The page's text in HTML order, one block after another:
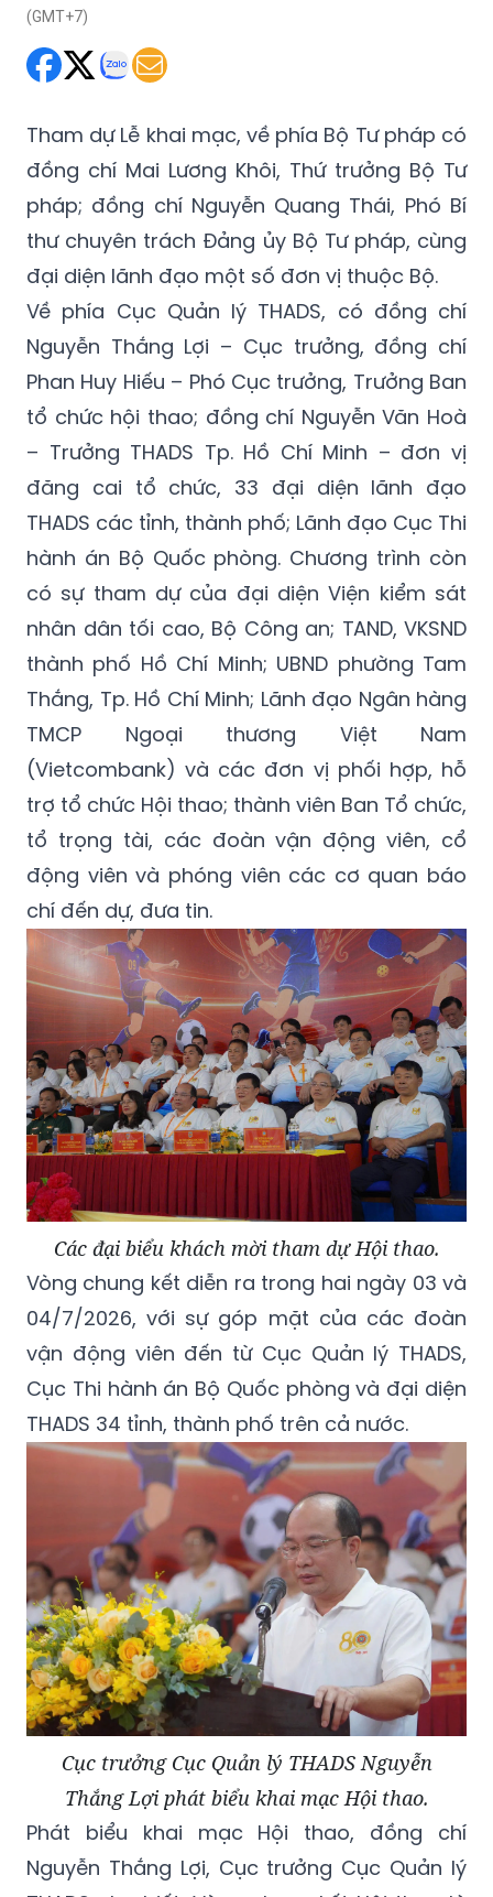
(GMT+7)
Tham dự Lễ khai mạc, về phía Bộ Tư pháp có
đồng chí Mai Lương Khôi, Thứ trưởng Bộ Tư
pháp; đồng chí Nguyễn Quang Thái, Phó Bí
thư chuyên trách Đảng ủy Bộ Tư pháp, cùng
đại diện lãnh đạo một số đơn vị thuộc Bộ.
Về phía Cục Quản lý THADS, có đồng chí
Nguyễn Thắng Lợi – Cục trưởng, đồng chí
Phan Huy Hiếu – Phó Cục trưởng, Trưởng Ban
tổ chức hội thao; đồng chí Nguyễn Văn Hoà
– Trưởng THADS Tp. Hồ Chí Minh – đơn vị
đăng cai tổ chức, 33 đại diện lãnh đạo
THADS các tỉnh, thành phố; Lãnh đạo Cục Thi
hành án Bộ Quốc phòng. Chương trình còn
có sự tham dự của đại diện Viện kiểm sát
nhân dân tối cao, Bộ Công an; TAND, VKSND
thành phố Hồ Chí Minh; UBND phường Tam
Thắng, Tp. Hồ Chí Minh; Lãnh đạo Ngân hàng
TMCP Ngoại thương Việt Nam
(Vietcombank) và các đơn vị phối hợp, hỗ
trợ tổ chức Hội thao; thành viên Ban Tổ chức,
tổ trọng tài, các đoàn vận động viên, cổ
động viên và phóng viên các cơ quan báo
chí đến dự, đưa tin.
Các đại biểu khách mời tham dự Hội thao.
Vòng chung kết diễn ra trong hai ngày 03 và
04/7/2026, với sự góp mặt của các đoàn
vận động viên đến từ Cục Quản lý THADS,
Cục Thi hành án Bộ Quốc phòng và đại diện
THADS 34 tỉnh, thành phố trên cả nước.
Cục trưởng Cục Quản lý THADS Nguyễn
Thắng Lợi phát biểu khai mạc Hội thao.
Phát biểu khai mạc Hội thao, đồng chí
Nguyễn Thắng Lợi, Cục trưởng Cục Quản lý